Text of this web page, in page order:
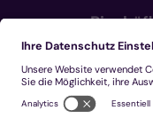
Aachen